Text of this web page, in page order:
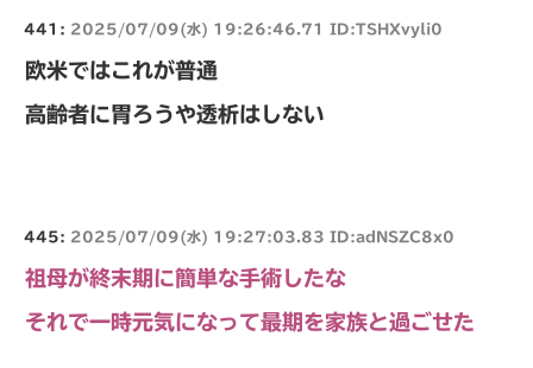
441: 2025/07/09(水) 19:26:46.71 ID:TSHXvyli0
欧米ではこれが普通
高齢者に胃ろうや透析はしない
445: 2025/07/09(水) 19:27:03.83 ID:adNSZC8x0
祖母が終末期に簡単な手術したな
それで一時元気になって最期を家族と過ごせた